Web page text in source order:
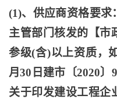
(1)、供应商资格要求
主管部门核发的【市
参级(含)以上资质，
月30日建市〔2020
关于印发建设工程企